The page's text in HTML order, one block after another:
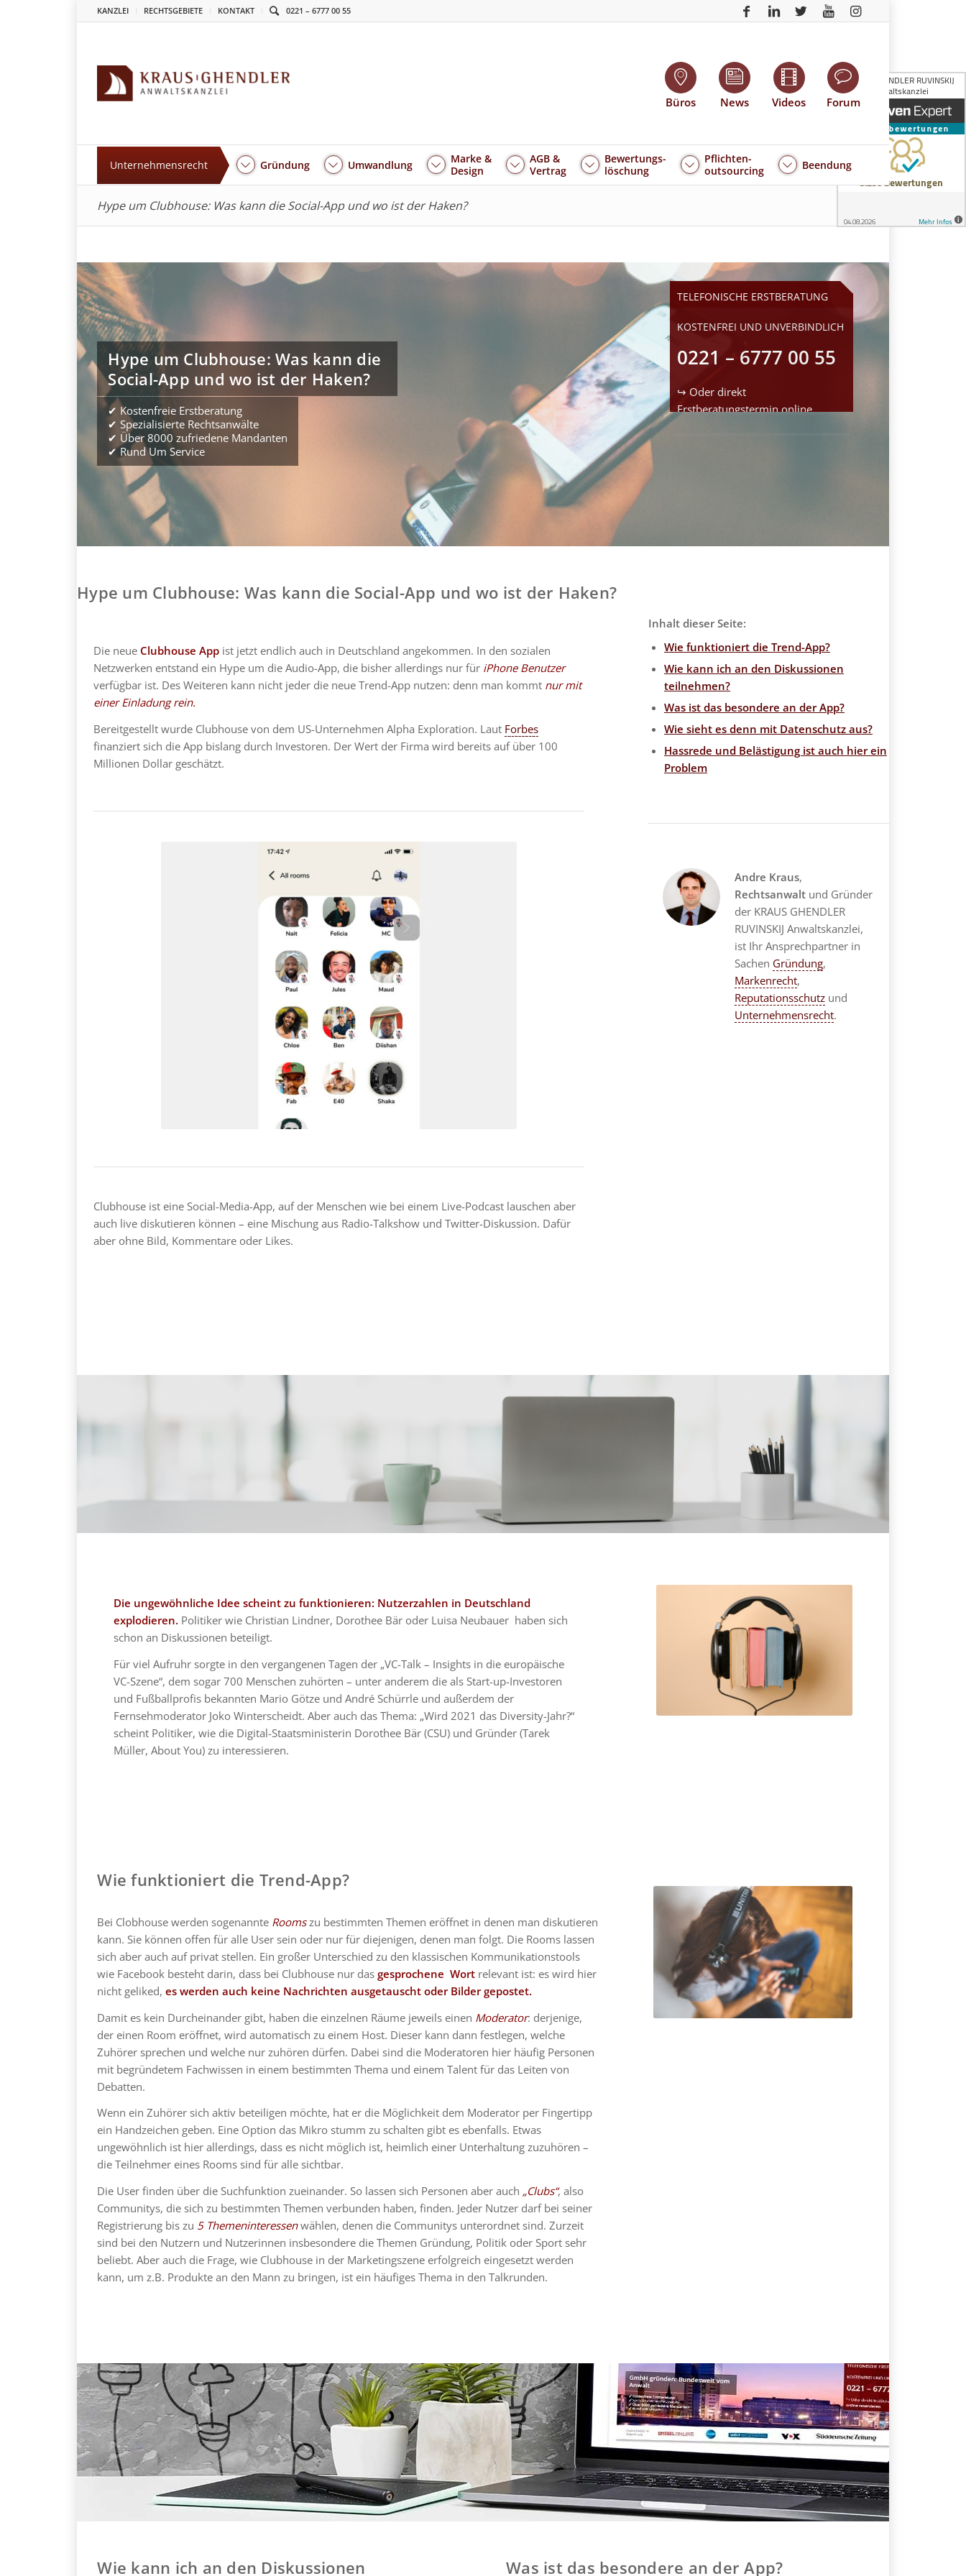
KANZLEI RECHTSGEBIETE KONTAKT 0221 – 6777 00 55
Büros News Videos Forum
Unternehmensrecht Gründung Umwandlung
Marke &
Design
AGB &
Vertrag
Bewertungs-
löschung
Pflichten-
outsourcing
Beendung
Hype um Clubhouse: Was kann die Social-App und wo ist der Haken?
Hype um Clubhouse: Was kann die
Social-App und wo ist der Haken?
✔ Kostenfreie Erstberatung
✔ Spezialisierte Rechtsanwälte
✔ Über 8000 zufriedene Mandanten
✔ Rund Um Service
TELEFONISCHE ERSTBERATUNG
KOSTENFREI UND UNVERBINDLICH
0221 – 6777 00 55
↪ Oder direkt
Erstberatungsterminonline
Hype um Clubhouse: Was kann die Social-App und wo ist der Haken?
Die neue Clubhouse Appist jetzt endlich auch in Deutschland angekommen. In den sozialen
Netzwerken entstand ein Hype um die Audio-App, die bisher allerdings nur für iPhone Benutzer
verfügbar ist. Des Weiteren kann nicht jeder die neue Trend-App nutzen: denn man kommt nur mit
einer Einladung rein.
Bereitgestellt wurde Clubhouse von dem US-Unternehmen Alpha Exploration. Laut Forbes
finanziert sich die App bislang durch Investoren. Der Wert der Firma wird bereits auf über 100
Millionen Dollar geschätzt.
Clubhouse ist eine Social-Media-App, auf der Menschen wie bei einem Live-Podcast lauschen aber
auch live diskutieren können – eine Mischung aus Radio-Talkshow und Twitter-Diskussion. Dafür
aber ohne Bild, Kommentare oder Likes.
Inhalt dieser Seite:
Wie funktioniert die Trend-App?
Wie kann ich an den Diskussionen
teilnehmen?
Was ist das besondere an der App?
Wie sieht es denn mit Datenschutz aus?
Hassrede und Belästigung ist auch hier ein
Problem
Andre Kraus,
Rechtsanwalt und Gründer
der KRAUS GHENDLER
RUVINSKIJ Anwaltskanzlei,
ist Ihr Ansprechpartner in
Sachen Gründung,
Markenrecht,
Reputationsschutz und
Unternehmensrecht.
Die ungewöhnliche Idee scheint zu funktionieren: Nutzerzahlen in Deutschland
explodieren. Politiker wie Christian Lindner, Dorothee Bär oder Luisa Neubauer haben sich
schon an Diskussionen beteiligt.
Für viel Aufruhr sorgte in den vergangenen Tagen der „VC-Talk – Insights in die europäische
VC-Szene“, dem sogar 700 Menschen zuhörten – unter anderem die als Start-up-Investoren
und Fußballprofis bekannten Mario Götze und André Schürrle und außerdem der
Fernsehmoderator Joko Winterscheidt. Aber auch das Thema: „Wird 2021 das Diversity-Jahr?“
scheint Politiker, wie die Digital-Staatsministerin Dorothee Bär (CSU) und Gründer (Tarek
Müller, About You) zu interessieren.
Wie funktioniert die Trend-App?
Bei Clobhouse werden sogenannte Roomszu bestimmten Themen eröffnet in denen man diskutieren
kann. Sie können offen für alle User sein oder nur für diejenigen, denen man folgt. Die Rooms lassen
sich aber auch auf privat stellen. Ein großer Unterschied zu den klassischen Kommunikationstools
wie Facebook besteht darin, dass bei Clubhouse nur dasgesprochene Wort relevant ist: es wird hier
nicht geliked,es werden auch keine Nachrichten ausgetauscht oder Bilder gepostet.
Damit es kein Durcheinander gibt, haben die einzelnen Räume jeweils einen Moderator: derjenige,
der einen Room eröffnet, wird automatisch zu einem Host. Dieser kann dann festlegen, welche
Zuhörer sprechen und welche nur zuhören dürfen. Dabei sind die Moderatoren hier häufig Personen
mit begründetem Fachwissen in einem bestimmten Thema und einem Talent für das Leiten von
Debatten.
Wenn ein Zuhörer sich aktiv beteiligen möchte, hat er die Möglichkeit dem Moderator per Fingertipp
ein Handzeichen geben. Eine Option das Mikro stumm zu schalten gibt es ebenfalls. Etwas
ungewöhnlich ist hier allerdings, dass es nicht möglich ist, heimlich einer Unterhaltung zuzuhören –
die Teilnehmer eines Rooms sind für alle sichtbar.
Die User finden über die Suchfunktion zueinander. So lassen sich Personen aber auch „Clubs“, also
Communitys, die sich zu bestimmten Themen verbunden haben, finden. Jeder Nutzer darf bei seiner
Registrierung bis zu 5 Themeninteressenwählen, denen die Communitys unterordnet sind. Zurzeit
sind bei den Nutzern und Nutzerinnen insbesondere die Themen Gründung, Politik oder Sport sehr
beliebt. Aber auch die Frage, wie Clubhouse in der Marketingszene erfolgreich eingesetzt werden
kann, um z.B. Produkte an den Mann zu bringen, ist ein häufiges Thema in den Talkrunden.
Wie kann ich an den Diskussionen Was ist das besondere an der App?